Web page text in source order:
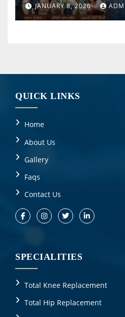
JANUARY 8, 2026
QUICK LINKS
Home
About Us
Gallery
Faqs
Contact Us
SPECIALITIES
Total Knee Replacement
Total Hip Replacement